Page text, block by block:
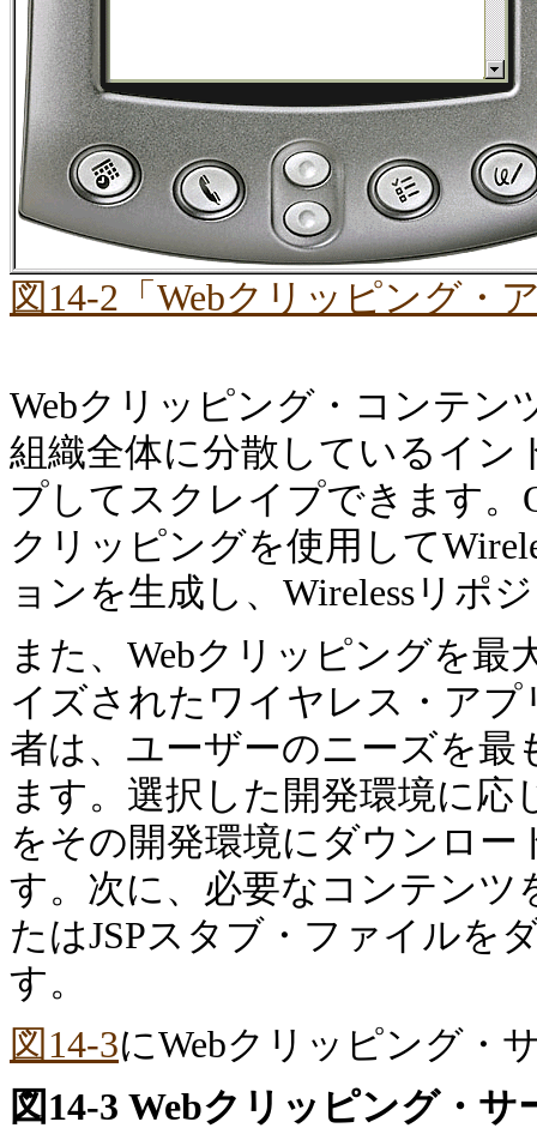
図14-2「Webクリッピング・
Webクリッピング・コンテ
組織全体に分散しているイン
プしてスクレイプできます。
クリッピングを使用して
ョンを生成し、Wirelessリポ
また、Webクリッピングを
イズされたワイヤレス・ア
者は、ユーザーのニーズを最
ます。選択した開発環境に
をその開発環境にダウンロ
す。次に、必要なコンテンツ
たはJSPスタブ・ファイルを
す。
図14-3にWebクリッピング・
図14-3 Webクリッピング・